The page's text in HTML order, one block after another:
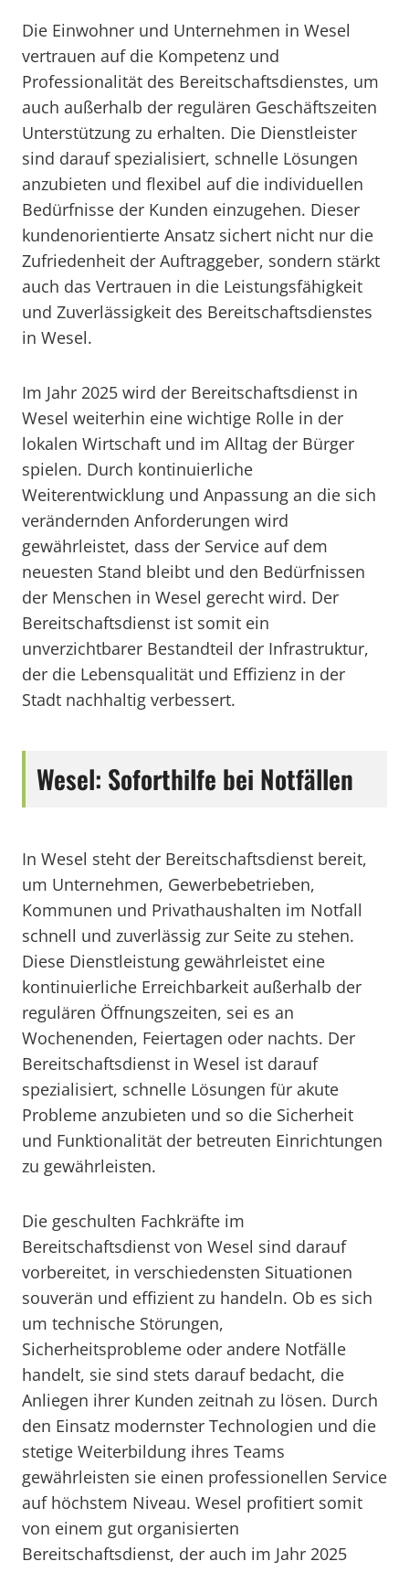
Die Einwohner und Unternehmen in Wesel
vertrauen auf die Kompetenz und
Professionalität des Bereitschaftsdienstes, um
auch außerhalb der regulären Geschäftszeiten
Unterstützung zu erhalten. Die Dienstleister
sind darauf spezialisiert, schnelle Lösungen
anzubieten und flexibel auf die individuellen
Bedürfnisse der Kunden einzugehen. Dieser
kundenorientierte Ansatz sichert nicht nur die
Zufriedenheit der Auftraggeber, sondern stärkt
auch das Vertrauen in die Leistungsfähigkeit
und Zuverlässigkeit des Bereitschaftsdienstes
in Wesel.
Im Jahr 2025 wird der Bereitschaftsdienst in
Wesel weiterhin eine wichtige Rolle in der
lokalen Wirtschaft und im Alltag der Bürger
spielen. Durch kontinuierliche
Weiterentwicklung und Anpassung an die sich
verändernden Anforderungen wird
gewährleistet, dass der Service auf dem
neuesten Stand bleibt und den Bedürfnissen
der Menschen in Wesel gerecht wird. Der
Bereitschaftsdienst ist somit ein
unverzichtbarer Bestandteil der Infrastruktur,
der die Lebensqualität und Effizienz in der
Stadt nachhaltig verbessert.
Wesel: Soforthilfe bei Notfällen
In Wesel steht der Bereitschaftsdienst bereit,
um Unternehmen, Gewerbebetrieben,
Kommunen und Privathaushalten im Notfall
schnell und zuverlässig zur Seite zu stehen.
Diese Dienstleistung gewährleistet eine
kontinuierliche Erreichbarkeit außerhalb der
regulären Öffnungszeiten, sei es an
Wochenenden, Feiertagen oder nachts. Der
Bereitschaftsdienst in Wesel ist darauf
spezialisiert, schnelle Lösungen für akute
Probleme anzubieten und so die Sicherheit
und Funktionalität der betreuten Einrichtungen
zu gewährleisten.
Die geschulten Fachkräfte im
Bereitschaftsdienst von Wesel sind darauf
vorbereitet, in verschiedensten Situationen
souverän und effizient zu handeln. Ob es sich
um technische Störungen,
Sicherheitsprobleme oder andere Notfälle
handelt, sie sind stets darauf bedacht, die
Anliegen ihrer Kunden zeitnah zu lösen. Durch
den Einsatz modernster Technologien und die
stetige Weiterbildung ihres Teams
gewährleisten sie einen professionellen Service
auf höchstem Niveau. Wesel profitiert somit
von einem gut organisierten
Bereitschaftsdienst, der auch im Jahr 2025